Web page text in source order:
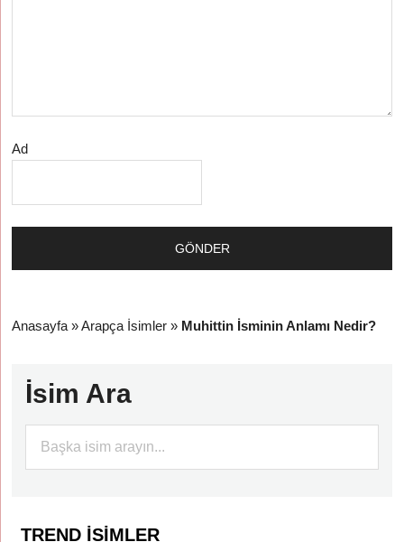
Ad
Anasayfa »Arapça İsimler » Muhittin İsminin Anlamı Nedir?
İsim Ara
TREND İSIMLER